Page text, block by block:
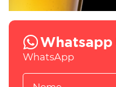
WhatsApp